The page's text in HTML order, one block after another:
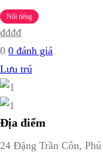
Nổi tiếng
₫₫₫₫
0 0 đánh giá
Lưu trú
Địa điểm
24 Đặng Trần Côn,